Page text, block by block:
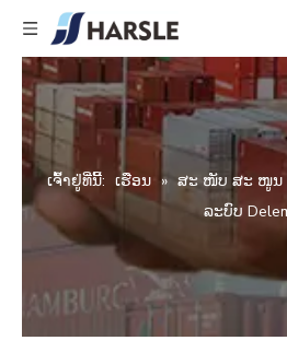
ເຈົ້າ​ຢູ່​ທີ່​ນີ້: ເຮືອນ » ສະ ໜັບ ສະ ໜູນ
ລະບົບ